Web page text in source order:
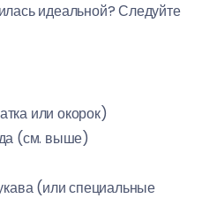
идеальной? Следуйте
или окорок)
(см. выше)
(или специальные